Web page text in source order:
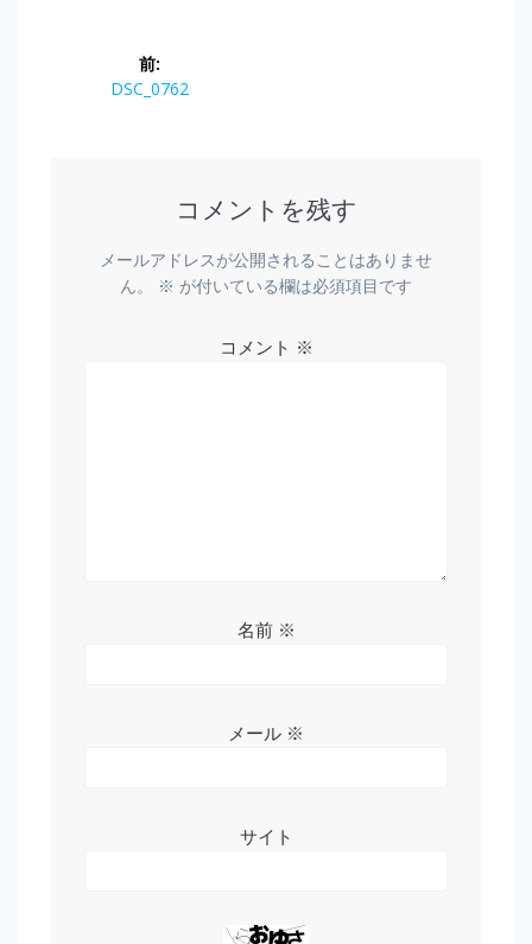
前:
DSC_0762
コメントを残す
メールアドレスが公開されることはありませ
ん。
※ が付いている欄は必須項目です
コメント ※
名前 ※
メール ※
サイト